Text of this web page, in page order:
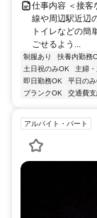
仕事内容 ＜接客
線や周辺駅近辺
トイレなどの簡
ごせるよう...
制服あり 扶養内勤務
土日祝のみOK
主婦
即日勤務OK
平日の
ブランクOK
交通費
アルバイト・パート